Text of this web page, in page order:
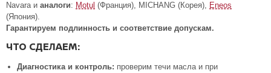
Navara и аналоги: Motul (Франция), MICHANG (Корея), Eneos
(Япония).
Гарантируем подлинность и соответствие допускам.
ЧТО СДЕЛАЕМ:
Диагностика и контроль: проверим течи масла и при